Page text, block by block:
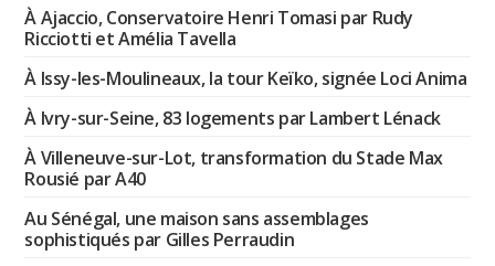
À Ajaccio, Conservatoire Henri Tomasi par Rudy
Ricciotti et Amélia Tavella
À Issy-les-Moulineaux, la tour Keïko, signée Loci Anima
À Ivry-sur-Seine, 83 logements par Lambert Lénack
À Villeneuve-sur-Lot, transformation du Stade Max
Rousié par A40
Au Sénégal, une maison sans assemblages
sophistiqués par Gilles Perraudin